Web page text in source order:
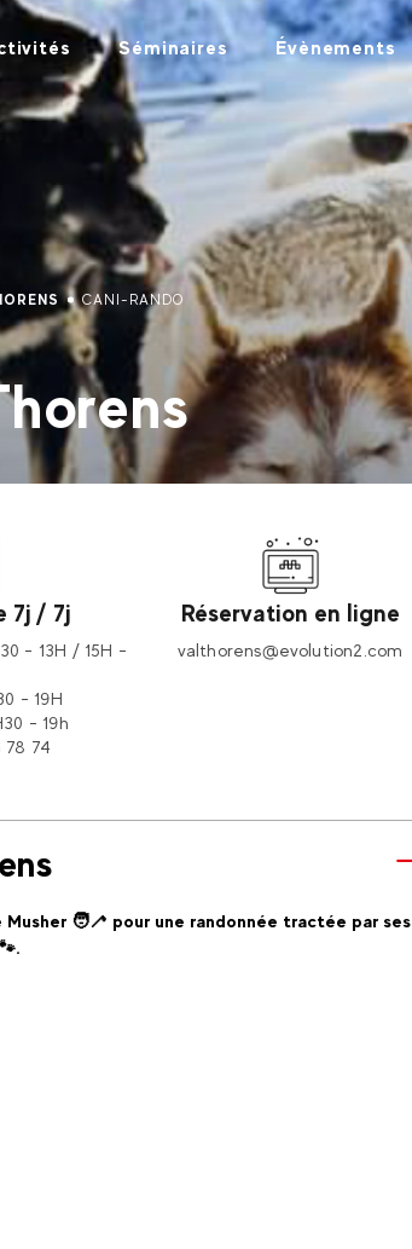
Séminaires Évènements
CANI-RANDO
7j / 7j
- 13H / 15H -
- 19H
- 19h
78 74
Réservation en ligne
valthorens@evolution2.com
🧑‍🦯 pour une randonnée tractée par ses